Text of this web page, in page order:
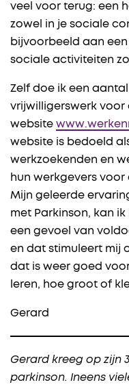
veel voor terug: een
zowel in je sociale
bijvoorbeeld aan
sociale activiteiten
Zelf doe ik een
vrijwilligerswerk voor
website
website is bedoeld
werkzoekenden en
hun werkgevers
Mijn geleerde
met Parkinson, kan
een gevoel van
en dat stimuleert mij
dat is weer goed
leren, hoe groot of
Gerard
Gerard kreeg op zijn
parkinson. Ineens